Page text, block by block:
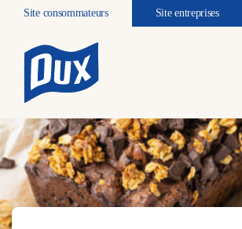
Site consommateurs Site entreprises